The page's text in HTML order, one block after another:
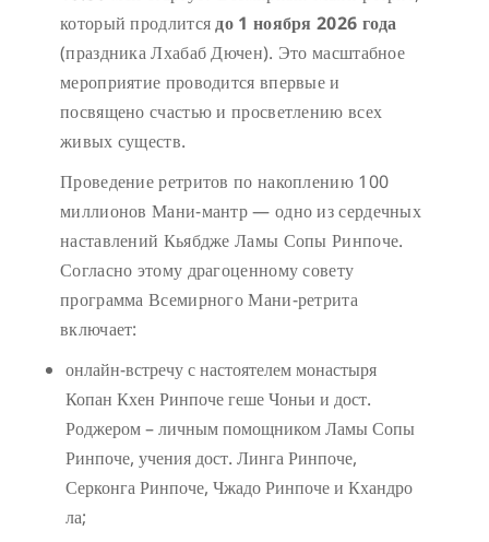
который продлитсядо 1 ноября 2026 года
(праздника Лхабаб Дючен). Это масштабное
мероприятие проводится впервые и
посвящено счастью и просветлению всех
живых существ.
Проведение ретритов по накоплению 100
миллионов Мани-мантр — одно из сердечных
наставлений Кьябдже Ламы Сопы Ринпоче.
Согласно этому драгоценному совету
программа Всемирного Мани-ретрита
включает:
онлайн-встречу с настоятелем монастыря
Копан Кхен Ринпоче геше Чоньи и дост.
Роджером – личным помощником Ламы Сопы
Ринпоче, учения дост. Линга Ринпоче,
Серконга Ринпоче, Чжадо Ринпоче и Кхандро
ла;